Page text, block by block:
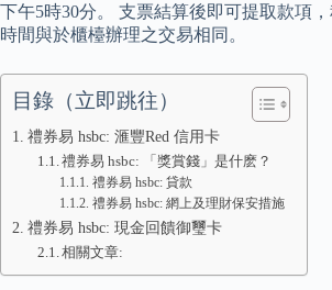
下午5時30分。 支票結算後即可提取款項
時間與於櫃檯辦理之交易相同。
目錄（立即跳往）
禮券易 hsbc: 滙豐Red 信用卡
禮券易 hsbc: 「獎賞錢」是什麽？
禮券易 hsbc: 貸款
禮券易 hsbc: 網上及理財保安措施
禮券易 hsbc: 現金回饋御璽卡
相關文章: